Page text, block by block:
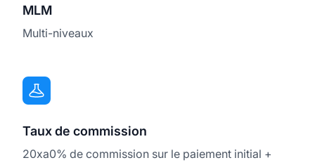
MLM
Multi-niveaux
Taux de commission
20xa0% de commission sur le paiement initial +